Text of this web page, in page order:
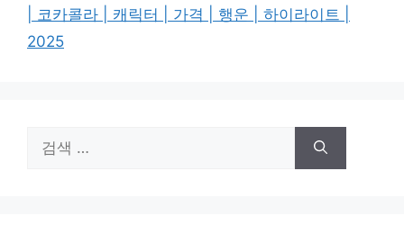
| 코카콜라 | 캐릭터 | 가격 | 행운 | 하이라이트 |
2025
색: